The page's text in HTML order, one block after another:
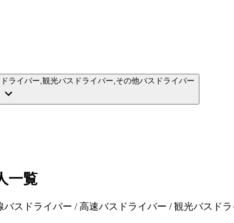
ライバー,観光バスドライバー,その他バスドライバー
一覧
スドライバー / 高速バスドライバー / 観光バスド